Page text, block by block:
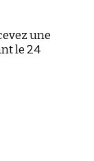
une
le 24